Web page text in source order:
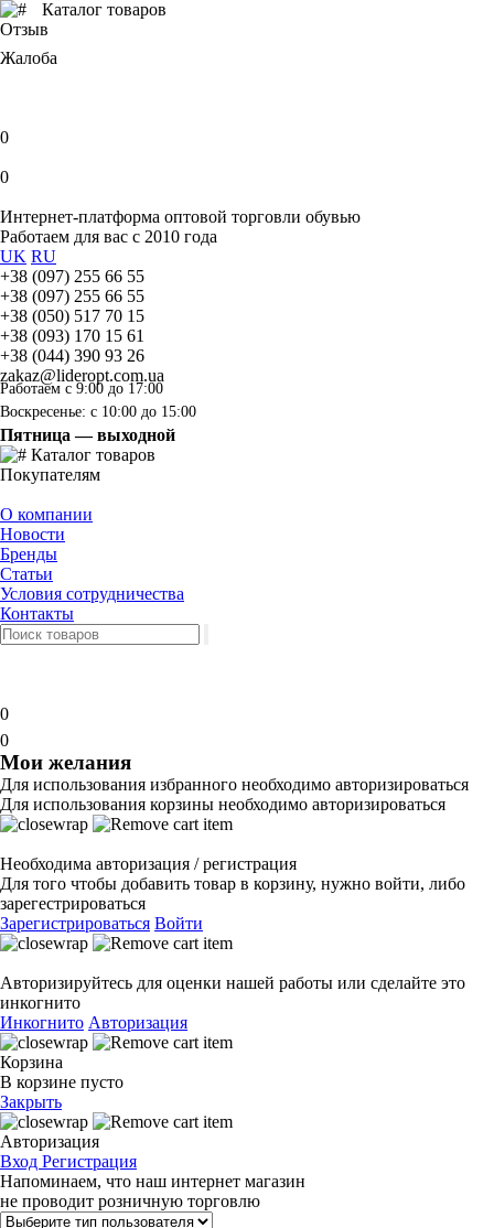
Каталог товаров
Отзыв
Жалоба
0
0
Интернет-платформа оптовой торговли обувью
Работаем для вас с 2010 года
UK RU
+38 (097) 255 66 55
+38 (097) 255 66 55
+38 (050) 517 70 15
+38 (093) 170 15 61
+38 (044) 390 93 26
zakaz@lideropt.com.ua
Работаем с 9:00 до 17:00
Воскресенье: с 10:00 до 15:00
Пятница — выходной
Каталог товаров
Покупателям
О компании
Новости
Бренды
Статьи
Условия сотрудничества
Контакты
0
0
Мои желания
Для использования избранного необходимо авторизироваться
Для использования корзины необходимо авторизироваться
Необходима авторизация / регистрация
Для того чтобы добавить товар в корзину, нужно войти, либо
зарегестрироваться
Зарегистрироваться Войти
Авторизируйтесь для оценки нашей работы или сделайте это
инкогнито
Инкогнито Авторизация
Корзина
В корзине пусто
Закрыть
Авторизация
Вход Регистрация
Напоминаем, что наш интернет магазин
не проводит розничную торговлю